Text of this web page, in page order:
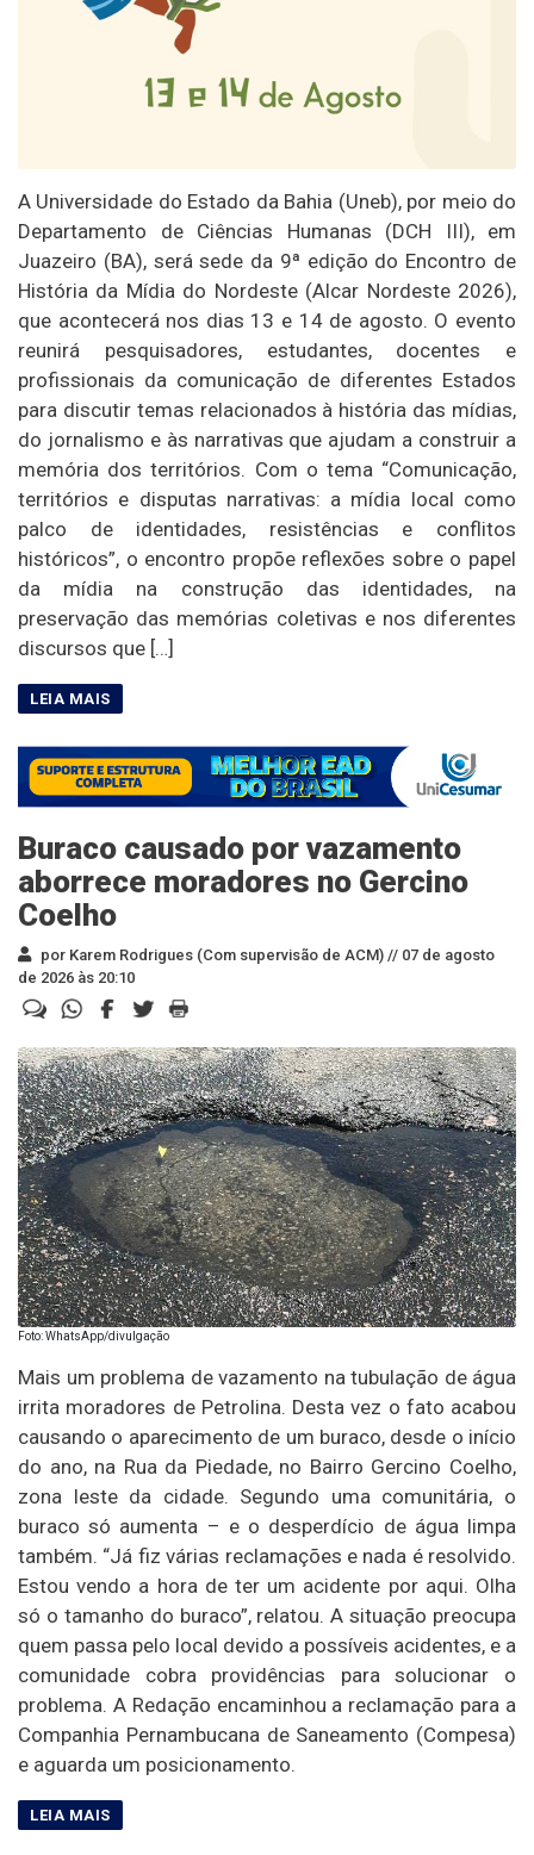
A Universidade do Estado da Bahia (Uneb), por meio do
Departamento de Ciências Humanas (DCH III), em
Juazeiro (BA), será sede da 9ª edição do Encontro de
História da Mídia do Nordeste (Alcar Nordeste 2026),
que acontecerá nos dias 13 e 14 de agosto. O evento
reunirá pesquisadores, estudantes, docentes e
profissionais da comunicação de diferentes Estados
para discutir temas relacionados à história das mídias,
do jornalismo e às narrativas que ajudam a construir a
memória dos territórios. Com o tema “Comunicação,
territórios e disputas narrativas: a mídia local como
palco de identidades, resistências e conflitos
históricos”, o encontro propõe reflexões sobre o papel
da mídia na construção das identidades, na
preservação das memórias coletivas e nos diferentes
discursos que […]
Buraco causado por vazamento
aborrece moradores no Gercino
Coelho
por Karem Rodrigues (Com supervisão de ACM) // 07 de agosto
de 2026 às 20:10
Foto: WhatsApp/divulgação
Mais um problema de vazamento na tubulação de água
irrita moradores de Petrolina. Desta vez o fato acabou
causando o aparecimento de um buraco, desde o início
do ano, na Rua da Piedade, no Bairro Gercino Coelho,
zona leste da cidade. Segundo uma comunitária, o
buraco só aumenta – e o desperdício de água limpa
também. “Já fiz várias reclamações e nada é resolvido.
Estou vendo a hora de ter um acidente por aqui. Olha
só o tamanho do buraco”, relatou. A situação preocupa
quem passa pelo local devido a possíveis acidentes, e a
comunidade cobra providências para solucionar o
problema. A Redação encaminhou a reclamação para a
Companhia Pernambucana de Saneamento (Compesa)
e aguarda um posicionamento.